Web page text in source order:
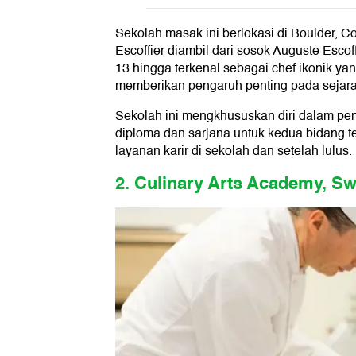
Sekolah masak ini berlokasi di Boulder,
Escoffier diambil dari sosok Auguste
13 hingga terkenal sebagai chef ikonik
memberikan pengaruh penting pada
Sekolah ini mengkhususkan diri dalam
diploma dan sarjana untuk kedua bidang
layanan karir di sekolah dan setelah lulus.
2. Culinary Arts Academy,